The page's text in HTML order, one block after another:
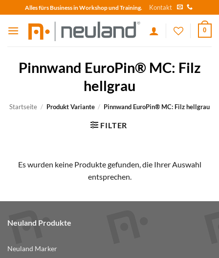
to
content
Alles fürs Business in Workshop und Training. Kontakt
0
Pinnwand EuroPin® MC: Filz
hellgrau
Startseite / Produkt Variante / Pinnwand EuroPin® MC: Filz hellgrau
FILTER
Es wurden keine Produkte gefunden, die Ihrer Auswahl
entsprechen.
Neuland Produkte
Neuland Marker